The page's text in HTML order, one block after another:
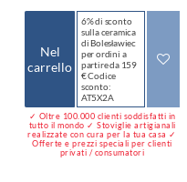
Nel
carrello
6% di sconto
sulla ceramica
di Bolesławiec
per ordini a
partire da 159
€ Codice
sconto:
AT5X2A
✓ Oltre 100.000 clienti soddisfatti in
tutto il mondo ✓ Stoviglie artigianali
realizzate con cura per la tua casa ✓
Offerte e prezzi speciali per clienti
privati / consumatori